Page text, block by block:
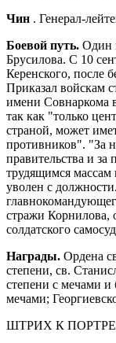
Чин . Генерал-
Боевой путь. Один
Брусилова. С 10
Керенского, после
Приказал войскам
имени Совнаркома
так как "только
страной, может
противников". "За
правительства и
трудящимся массам
уволен с
стражи Корнилова,
солдатского
Награды. Ордена
степени, св.
степени с мечами и
мечами;
ШТРИХ К